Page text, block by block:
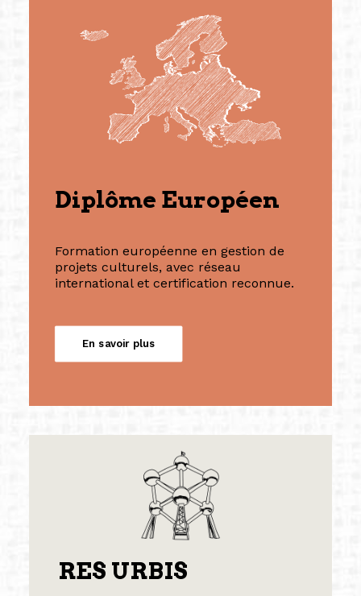
Diplôme Européen
Formation européenne en gestion de
projets culturels, avec réseau
international et certification reconnue.
En savoir plus
RES URBIS